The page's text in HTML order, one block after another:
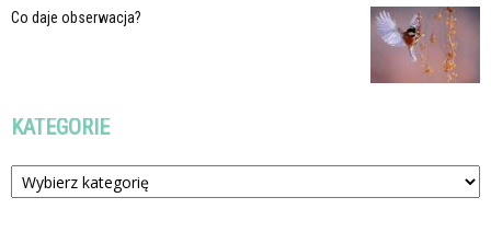
Co daje obserwacja?
KATEGORIE
Kategorie